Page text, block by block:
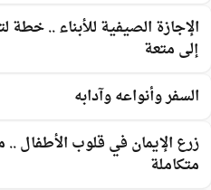
الإجازة الصيفية للأبناء .. خطة
إلى متعة
السفر وأنواعه وآدابه
زرع الإيمان في قلوب الأطفال ..
متكاملة